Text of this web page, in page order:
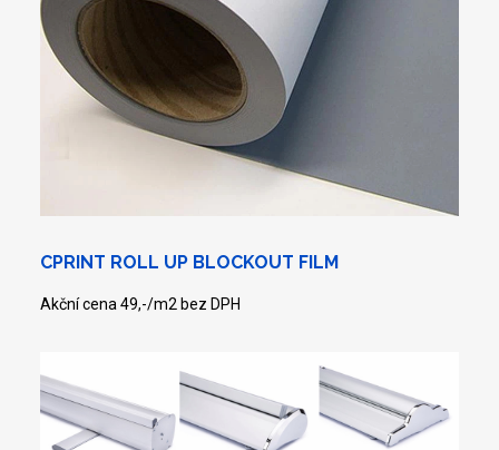
CPRINT ROLL UP BLOCKOUT FILM
Akční cena 49,-/m2 bez DPH